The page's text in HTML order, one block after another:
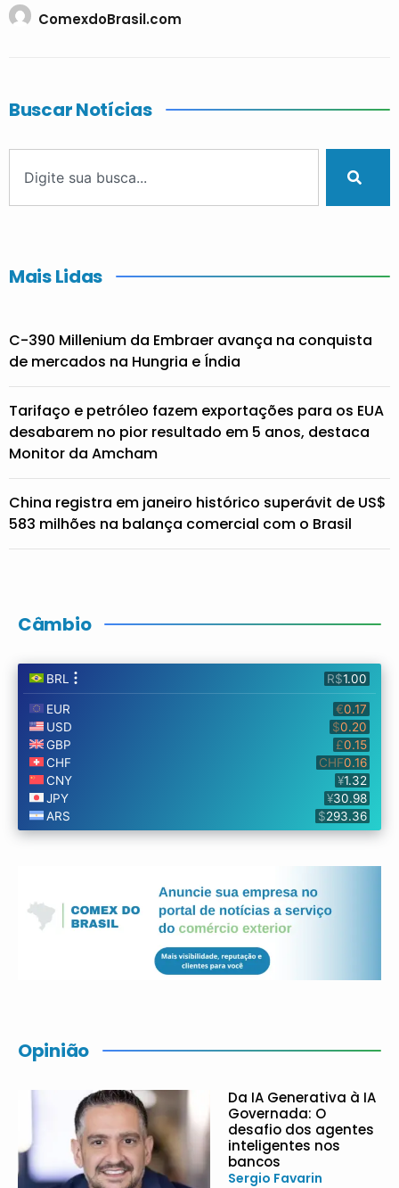
ComexdoBrasil.com
Buscar Notícias
Mais Lidas
C-390 Millenium da Embraer avança na conquista
de mercados na Hungria e Índia
Tarifaço e petróleo fazem exportações para os EUA
desabarem no pior resultado em 5 anos, destaca
Monitor da Amcham
China registra em janeiro histórico superávit de US$
583 milhões na balança comercial com o Brasil
Câmbio
Opinião
Da IA Generativa à IA
Governada: O
desafio dos agentes
inteligentes nos
bancos
Sergio Favarin